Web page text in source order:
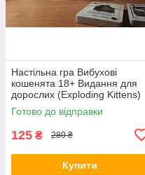
Настільна гра Вибухові
кошенята 18+ Видання для
дорослих (Exploding Kittens)
+ правила УКРАЇНСЬКОЮ
Готово до відправки
125 ₴ 280 ₴
Купити